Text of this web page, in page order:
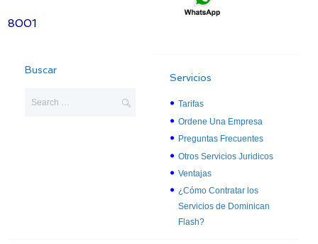
8001
Buscar
Servicios
Tarifas
Ordene Una Empresa
Preguntas Frecuentes
Otros Servicios Juridicos
Ventajas
¿Cómo Contratar los
Servicios de Dominican
Flash?